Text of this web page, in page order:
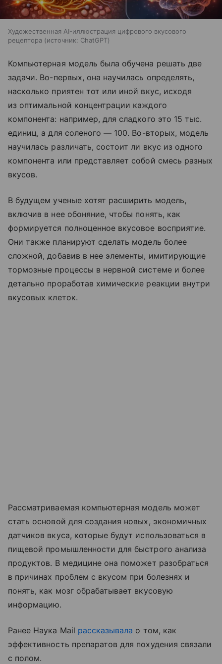
Художественная AI-иллюстрация цифрового вкусового
рецептора
источник: ChatGPT
Компьютерная модель была обучена решать две
задачи. Во-первых, она научилась определять,
насколько приятен тот или иной вкус, исходя
из оптимальной концентрации каждого
компонента: например, для сладкого это 15 тыс.
единиц, а для соленого — 100. Во-вторых, модель
научилась различать, состоит ли вкус из одного
компонента или представляет собой смесь разных
вкусов.
В будущем ученые хотят расширить модель,
включив в нее обоняние, чтобы понять, как
формируется полноценное вкусовое восприятие.
Они также планируют сделать модель более
сложной, добавив в нее элементы, имитирующие
тормозные процессы в нервной системе и более
детально проработав химические реакции внутри
вкусовых клеток.
Рассматриваемая компьютерная модель может
стать основой для создания новых, экономичных
датчиков вкуса, которые будут использоваться в
пищевой промышленности для быстрого анализа
продуктов. В медицине она поможет разобраться
в причинах проблем с вкусом при болезнях и
понять, как мозг обрабатывает вкусовую
информацию.
Ранее Наука Mail рассказывала о том, как
эффективность препаратов для похудения связали
с полом.